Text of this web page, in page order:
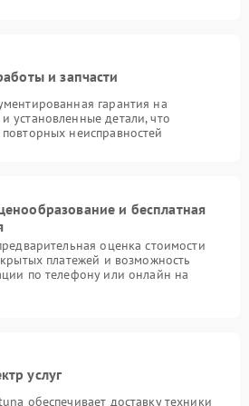
и запчасти
гарантия на
установленные детали, что
неисправностей
и бесплатная
оценка стоимости
платежей и возможность
по телефону или онлайн на
услуг
обеспечивает доставку техники